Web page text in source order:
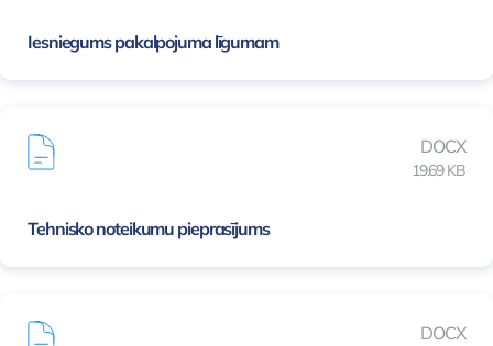
Iesniegums pakalpojuma līgumam
DOCX
19.69 KB
Tehnisko noteikumu pieprasījums
DOCX